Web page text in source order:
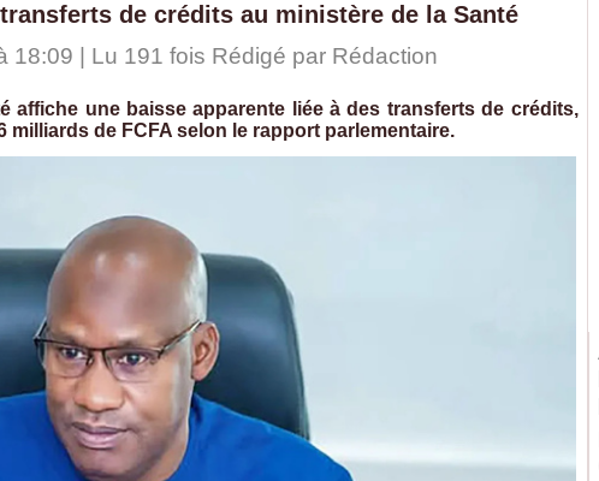
de crédits au ministère de la Santé
18:09 | Lu 191 fois Rédigé par Rédaction
affiche une baisse apparente liée à des transferts de crédits,
milliards de FCFA selon le rapport parlementaire.